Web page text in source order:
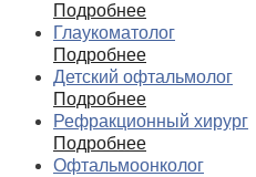
Подробнее
Глаукоматолог
Подробнее
Детский офтальмолог
Подробнее
Рефракционный хирург
Подробнее
Офтальмоонколог